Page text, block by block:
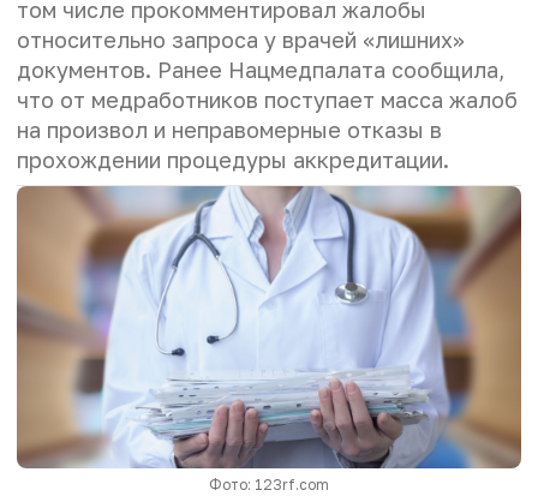
том числе прокомментировал жалобы
относительно запроса у врачей «лишних»
документов. Ранее Нацмедпалата сообщила,
что от медработников поступает масса жалоб
на произвол и неправомерные отказы в
прохождении процедуры аккредитации.
Фото: 123rf.com